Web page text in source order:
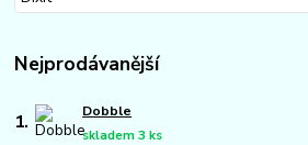
Nejprodávanější
1. Dobble
skladem 3 ks